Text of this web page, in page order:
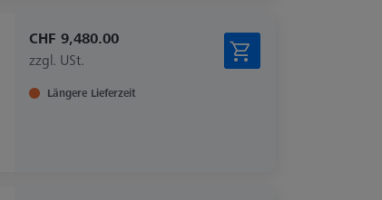
CHF 9,480.00
zzgl. USt.
Längere Lieferzeit